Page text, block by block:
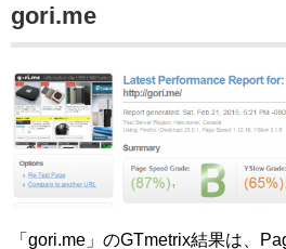
gori.me
「gori.me」のGTmetrix結果は、